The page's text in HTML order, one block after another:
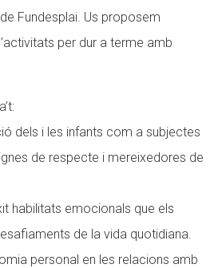
de Fundesplai. Us proposem
per dur a terme amb
dels i les infants com a subjectes
de respecte i mereixedores de
habilitats emocionals que els
de la vida quotidiana.
personal en les relacions amb